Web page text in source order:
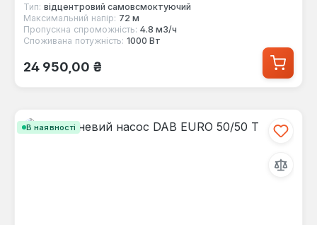
Тип: відцентровий самовсмоктуючий
Максимальний напір: 72 м
Пропускна спроможність: 4.8 м3/ч
Споживана потужність: 1000 Вт
Звичайна ціна:
24 950,00 ₴
В наявності